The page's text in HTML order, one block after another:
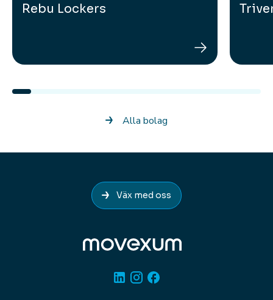
Rebu Lockers
Rebu Lockers
Alla bolag
Väx med oss
LinkedinInstagram